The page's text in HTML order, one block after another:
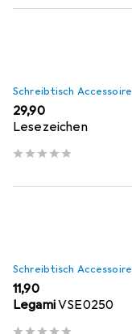
Schreibtisch Accessoire
EUR
29,90
Lesezeichen
Schreibtisch Accessoire
EUR
11,90
LegamiVSE0250